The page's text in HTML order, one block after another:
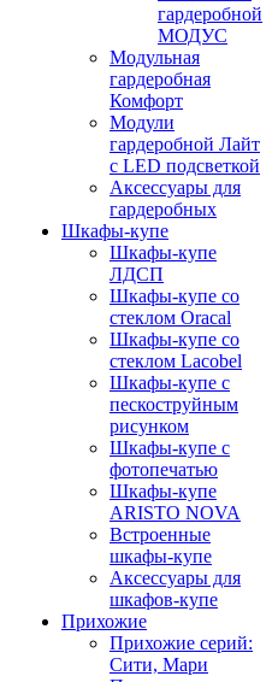
гардеробной
МОДУС
Модульная
гардеробная
Комфорт
Модули
гардеробной Лайт
с LED подсветкой
Аксессуары для
гардеробных
Шкафы-купе
Шкафы-купе
ЛДСП
Шкафы-купе со
стеклом Oracal
Шкафы-купе со
стеклом Lacobel
Шкафы-купе с
пескоструйным
рисунком
Шкафы-купе с
фотопечатью
Шкафы-купе
ARISTO NOVA
Встроенные
шкафы-купе
Аксессуары для
шкафов-купе
Прихожие
Прихожие серий:
Сити, Мари